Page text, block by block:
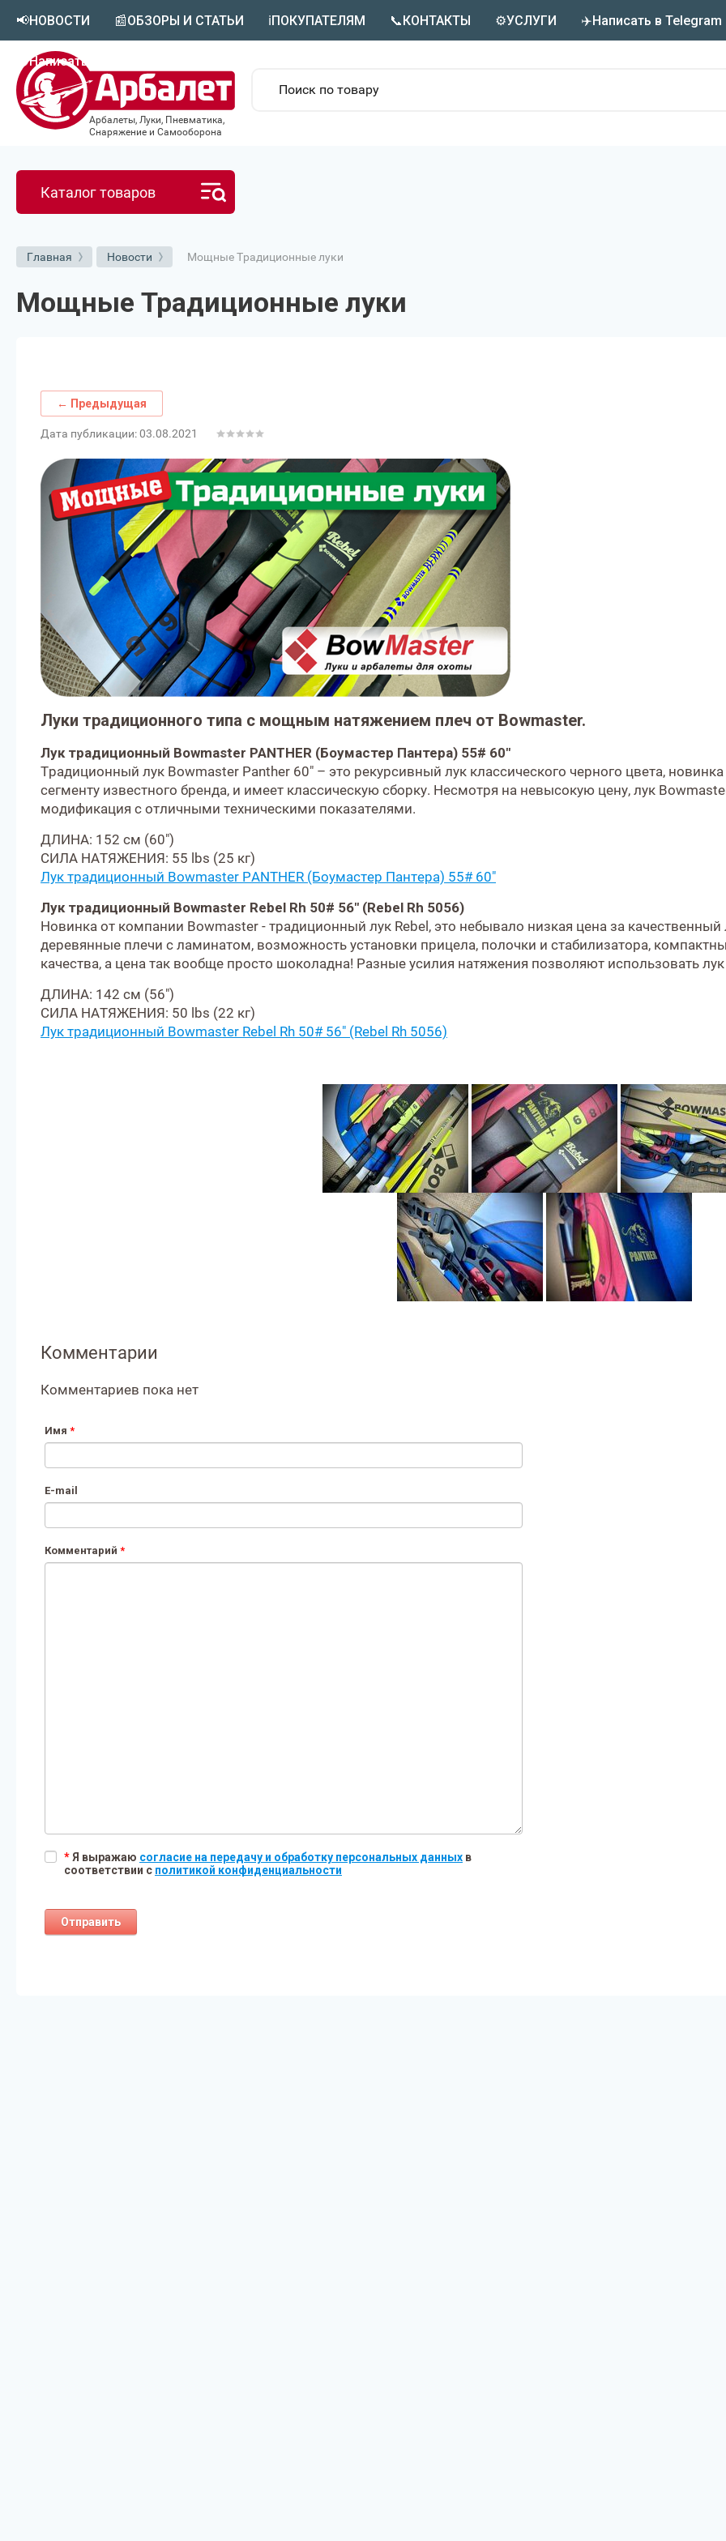
📢НОВОСТИ 📰ОБЗОРЫ И СТАТЬИ ℹ️ПОКУПАТЕЛЯМ 📞КОНТАКТЫ ⚙️УСЛУГИ ✈️Написать в Telegram
🟣Написать в MAX
Арбалеты, Луки, Пневматика,
Снаряжение и Самооборона
Каталог товаров
Главная Новости Мощные Традиционные луки
Мощные Традиционные луки
← Предыдущая
Дата публикации: 03.08.2021
Луки традиционного типа с мощным натяжением плеч от Bowmaster.
Лук традиционный Bowmaster PANTHER (Боумастер Пантера) 55# 60"
Традиционный лук Bowmaster Panther 60" – это рекурсивный лук классического черного цвета,
сегменту известного бренда, и имеет классическую сборку. Несмотря на невысокую цену, лук
модификация с отличными техническими показателями.
ДЛИНА: 152 см (60")
СИЛА НАТЯЖЕНИЯ: 55 lbs (25 кг)
Лук традиционный Bowmaster PANTHER (Боумастер Пантера) 55# 60"
Лук традиционный Bowmaster Rebel Rh 50# 56" (Rebel Rh 5056)
Новинка от компании Bowmaster - традиционный лук Rebel, это небывало низкая цена за
деревянные плечи с ламинатом, возможность установки прицела, полочки и стабилизатора,
качества, а цена так вообще просто шоколадна! Разные усилия натяжения позволяют использовать
ДЛИНА: 142 см (56")
СИЛА НАТЯЖЕНИЯ: 50 lbs (22 кг)
Лук традиционный Bowmaster Rebel Rh 50# 56" (Rebel Rh 5056)
Комментарии
Комментариев пока нет
Имя *
E-mail
Комментарий *
*Я выражаю согласие на передачу и обработку персональных данныхв
соответствии с политикой конфиденциальности
Отправить